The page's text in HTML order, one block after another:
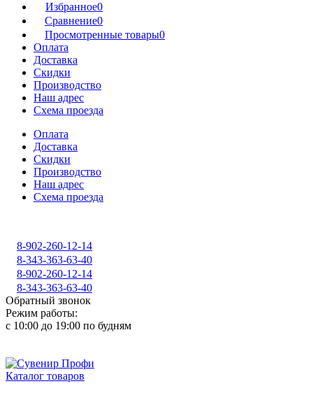
Избранное0
Сравнение0
Просмотренные товары0
Оплата
Доставка
Скидки
Производство
Наш адрес
Схема проезда
Оплата
Доставка
Скидки
Производство
Наш адрес
Схема проезда
8-902-260-12-14
8-343-363-63-40
8-902-260-12-14
8-343-363-63-40
Обратный звонок
Режим работы:
с 10:00 до 19:00 по будням
Каталог товаров